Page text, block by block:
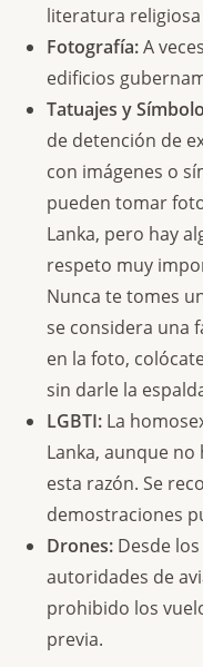
literatura
Fotografía:A
edificios
Tatuajes y
de detención de
con imágenes o
pueden tomar
Lanka, pero hay
respeto muy
Nunca te tomes
se considera una
en la foto,
sin darle la
LGBTI: La
Lanka, aunque
esta razón. Se
demostraciones
Drones: Desde
autoridades de
prohibido los
previa.